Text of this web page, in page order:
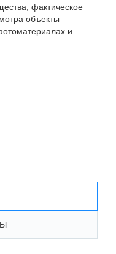
фактическое
объекты
и